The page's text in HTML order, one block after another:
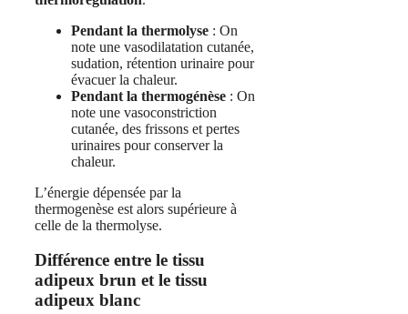
Pendant la thermolyse : On
note une vasodilatation cutanée,
sudation, rétention urinaire pour
évacuer la chaleur.
Pendant la thermogénèse : On
note une vasoconstriction
cutanée, des frissons et pertes
urinaires pour conserver la
chaleur.
L’énergie dépensée par la
thermogenèse est alors supérieure à
celle de la thermolyse.
Différence entre le tissu
adipeux brun et le tissu
adipeux blanc